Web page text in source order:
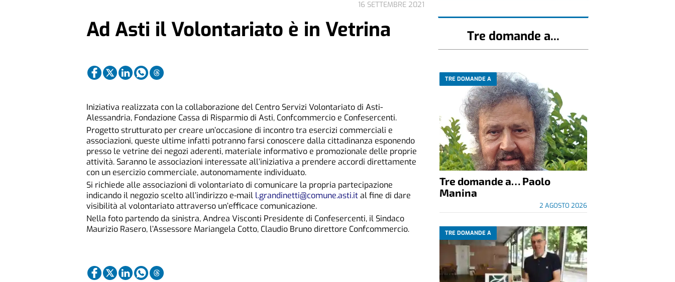
16 SETTEMBRE 2021
Ad Asti il Volontariato è in Vetrina
Iniziativa realizzata con la collaborazione del Centro Servizi Volontariato di Asti-
Alessandria, Fondazione Cassa di Risparmio di Asti, Confcommercio e Confesercenti.
Progetto strutturato per creare un’occasione di incontro tra esercizi commerciali e
associazioni, queste ultime infatti potranno farsi conoscere dalla cittadinanza esponendo
presso le vetrine dei negozi aderenti, materiale informativo e promozionale delle proprie
attività. Saranno le associazioni interessate all’iniziativa a prendere accordi direttamente
con un esercizio commerciale, autonomamente individuato.
Si richiede alle associazioni di volontariato di comunicare la propria partecipazione
indicando il negozio scelto all’indirizzo e-mail l.grandinetti@comune.asti.ital fine di dare
visibilità al volontariato attraverso un’efficace comunicazione.
Nella foto partendo da sinistra, Andrea Visconti Presidente di Confesercenti, il Sindaco
Maurizio Rasero, l’Assessore Mariangela Cotto, Claudio Bruno direttore Confcommercio.
Tre domande a...
TRE DOMANDE A
Tre domande a… Paolo
Manina
2 AGOSTO 2026
TRE DOMANDE A